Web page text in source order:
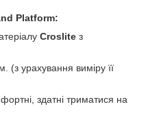
Platform:
Croslite з
урахування виміру її
здатні триматися на